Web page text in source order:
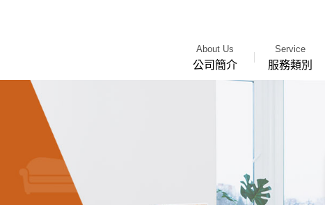
About Us
公司簡介
Service
服務類別